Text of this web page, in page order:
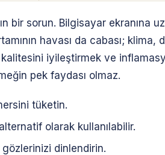
bir sorun. Bilgisayar ekranına
havası da cabası;
iyileştirmek ve
pek faydası olmaz.
tüketin.
olarak kullanılabilir.
gözlerinizi dinlendirin.